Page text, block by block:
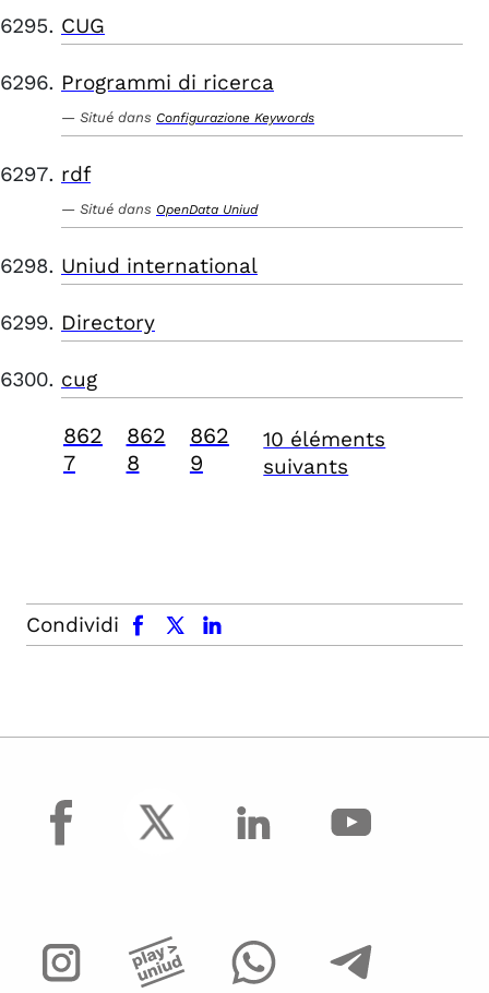
CUG
Programmi di ricerca
Situé dans Configurazione Keywords
rdf
Situé dans OpenData Uniud
Uniud international
Directory
cug
862
7
862
8
862
9
10 éléments
suivants
Condividi
facebook x.com linkedin
facebook